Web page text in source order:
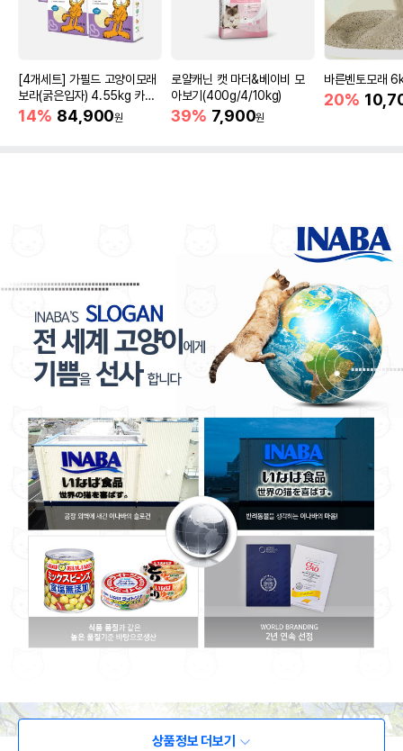
[4개세트] 가필드 고양이모래
보라(굵은입자) 4.55kg 카사
바모래
14% 84,900원
로얄캐닌 캣 마더&베이비 모
아보기(400g/4/10kg)
39% 7,900원
바른벤토모래
20%
상품정보 더보기